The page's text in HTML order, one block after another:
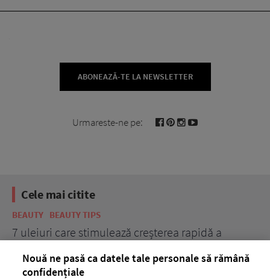
ABONEAZĂ-TE LA NEWSLETTER
Urmareste-ne pe:
Cele mai citite
BEAUTY BEAUTY TIPS
7 uleiuri care stimulează creșterea rapidă a
Nouă ne pasă ca datele tale personale să rămână
confidențiale